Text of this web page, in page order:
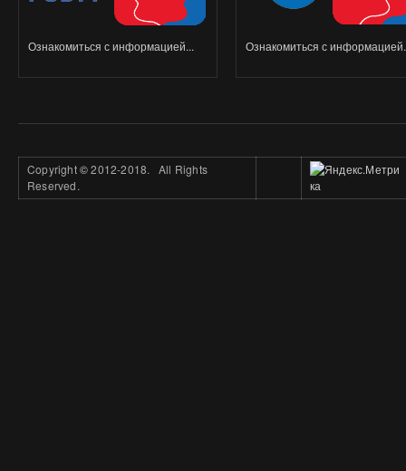
Ознакомиться с информацией... Ознакомиться с
Copyright©2012-2018. All Rights
Reserved.